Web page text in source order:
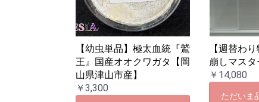
【幼虫単品】極太血統『鷲
王』国産オオクワガタ【岡
山県津山市産】
￥3,300
【週替わ
崩しマスタ
￥14,080
ただいま